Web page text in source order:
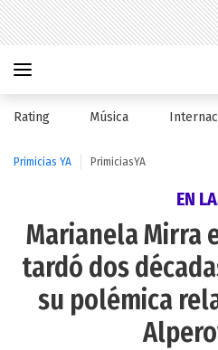
Rating Música
Primicias YA PrimiciasYA
EN
Marianela Mirra
tardó dos
su polémica